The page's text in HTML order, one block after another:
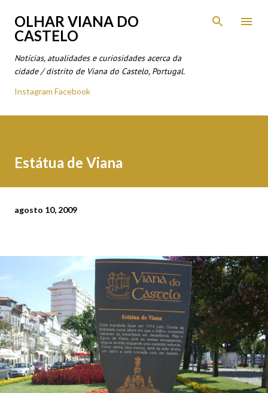
Avançar para o conteúdo principal
OLHAR VIANA DO
CASTELO
Notícias, atualidades e curiosidades acerca da
cidade / distrito de Viana do Castelo, Portugal.
Instagram Facebook
Estátua de Viana
agosto 10, 2009